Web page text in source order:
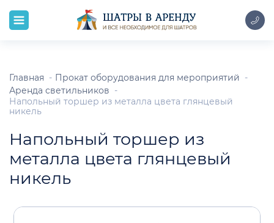
Главная
Прокат оборудования для мероприятий
Аренда светильников
Напольный торшер из металла цвета глянцевый
никель
Напольный торшер из
металла цвета глянцевый
никель